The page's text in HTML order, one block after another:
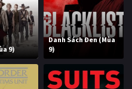
9)
Danh Sách Đen (Mùa
9)